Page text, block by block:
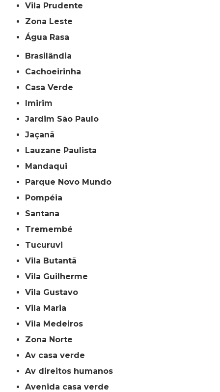
Vila Prudente
Zona Leste
Água Rasa
Brasilândia
Cachoeirinha
Casa Verde
Imirim
Jardim São Paulo
Jaçanã
Lauzane Paulista
Mandaqui
Parque Novo Mundo
Pompéia
Santana
Tremembé
Tucuruvi
Vila Butantã
Vila Guilherme
Vila Gustavo
Vila Maria
Vila Medeiros
Zona Norte
av casa verde
av direitos humanos
avenida casa verde